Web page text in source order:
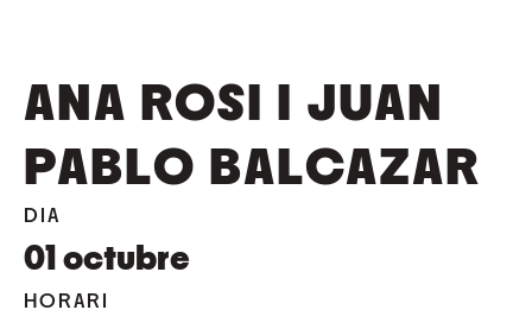
ANA ROSI I JUAN
PABLO BALCAZAR
DIA
01 octubre
HORARI